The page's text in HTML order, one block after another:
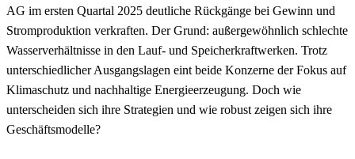
AG im ersten Quartal 2025 deutliche Rückgänge bei Gewinn und
Stromproduktion verkraften. Der Grund: außergewöhnlich schlechte
Wasserverhältnisse in den Lauf- und Speicherkraftwerken. Trotz
unterschiedlicher Ausgangslagen eint beide Konzerne der Fokus auf
Klimaschutz und nachhaltige Energieerzeugung. Doch wie
unterscheiden sich ihre Strategien und wie robust zeigen sich ihre
Geschäftsmodelle?